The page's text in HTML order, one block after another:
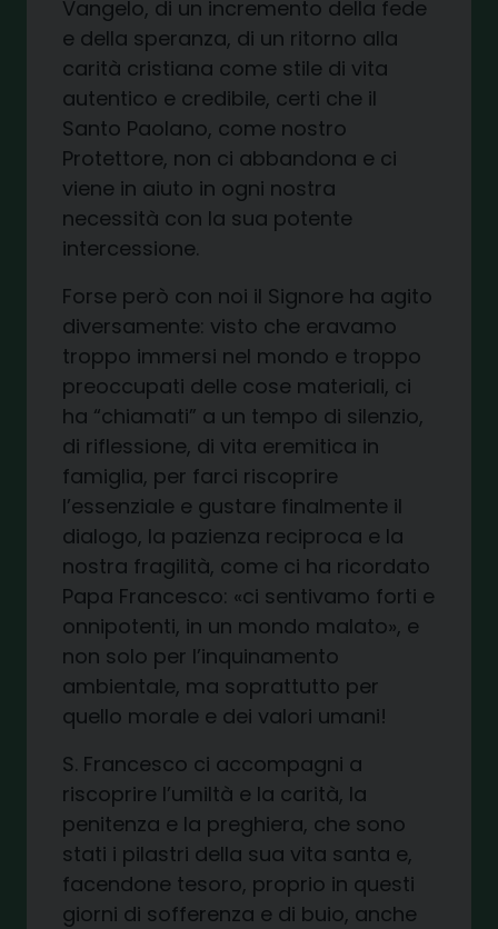
Vangelo, di un incremento della fede
e della speranza, di un ritorno alla
carità cristiana come stile di vita
autentico e credibile, certi che il
Santo Paolano, come nostro
Protettore, non ci abbandona e ci
viene in aiuto in ogni nostra
necessità con la sua potente
intercessione.
Forse però con noi il Signore ha agito
diversamente: visto che eravamo
troppo immersi nel mondo e troppo
preoccupati delle cose materiali, ci
ha “chiamati” a un tempo di silenzio,
di riflessione, di vita eremitica in
famiglia, per farci riscoprire
l’essenziale e gustare finalmente il
dialogo, la pazienza reciproca e la
nostra fragilità, come ci ha ricordato
Papa Francesco: «ci sentivamo forti e
onnipotenti, in un mondo malato», e
non solo per l’inquinamento
ambientale, ma soprattutto per
quello morale e dei valori umani!
S. Francesco ci accompagni a
riscoprire l’umiltà e la carità, la
penitenza e la preghiera, che sono
stati i pilastri della sua vita santa e,
facendone tesoro, proprio in questi
giorni di sofferenza e di buio, anche